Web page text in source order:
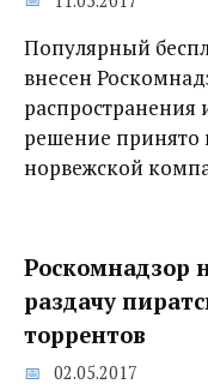
Популярный
внесен
решение принято
норвежской
Роскомнадзор
раздачу
торрентов
02.05.2017